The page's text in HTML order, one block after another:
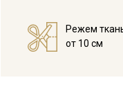
Ткань дает усадку до
- стирка до 40C, отжим до
Режем
от 10 см